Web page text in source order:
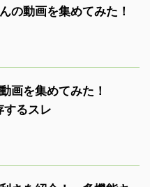
の動画を集めてみた！
画を集めてみた！
るスレ